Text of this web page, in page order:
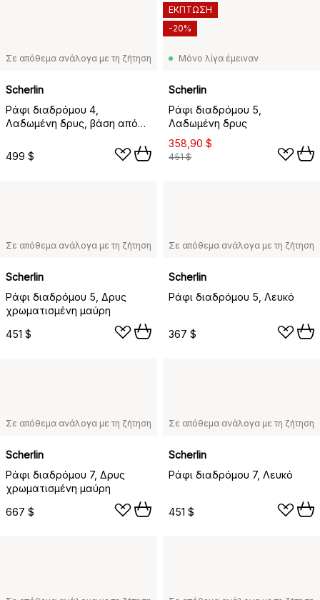
Σε απόθεμα ανάλογα με τη ζήτηση
Scherlin
Ράφι διαδρόμου 4,
Λαδωμένη δρυς, βάση από
499 $
Μόνο λίγα έμειναν
Scherlin
Ράφι διαδρόμου 5,
Λαδωμένη δρυς
358,90 $
451 $
ΕΚΠΤΩΣΗ
-20%
Σε απόθεμα ανάλογα με τη ζήτηση
Scherlin
Ράφι διαδρόμου 5, Δρυς
χρωματισμένη μαύρη
451 $
Σε απόθεμα ανάλογα με τη ζήτηση
Scherlin
Ράφι διαδρόμου 5, Λευκό
367 $
Σε απόθεμα ανάλογα με τη ζήτηση
Scherlin
Ράφι διαδρόμου 7, Δρυς
χρωματισμένη μαύρη
667 $
Σε απόθεμα ανάλογα με τη ζήτηση
Scherlin
Ράφι διαδρόμου 7, Λευκό
451 $